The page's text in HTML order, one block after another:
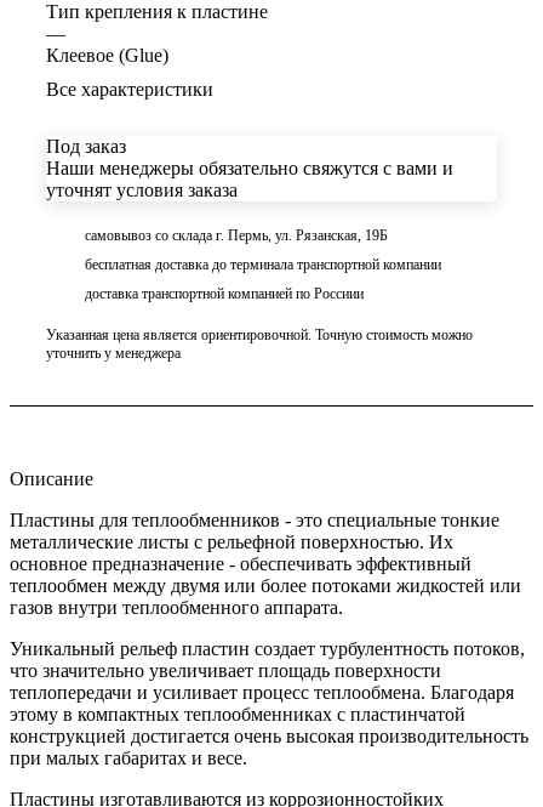
Тип крепления к пластине
—
Клеевое (Glue)
Все характеристики
Под заказ
Наши менеджеры обязательно свяжутся с вами и
уточнят условия заказа
самовывоз со склада г. Пермь, ул. Рязанская, 19Б
бесплатная доставка до терминала транспортной компании
доставка транспортной компанией по Россиии
Указанная цена является ориентировочной. Точную стоимость можно
уточнить у менеджера
Описание
Пластины для теплообменников - это специальные тонкие
металлические листы с рельефной поверхностью. Их
основное предназначение - обеспечивать эффективный
теплообмен между двумя или более потоками жидкостей или
газов внутри теплообменного аппарата.
Уникальный рельеф пластин создает турбулентность потоков,
что значительно увеличивает площадь поверхности
теплопередачи и усиливает процесс теплообмена. Благодаря
этому в компактных теплообменниках с пластинчатой
конструкцией достигается очень высокая производительность
при малых габаритах и весе.
Пластины изготавливаются из коррозионностойких